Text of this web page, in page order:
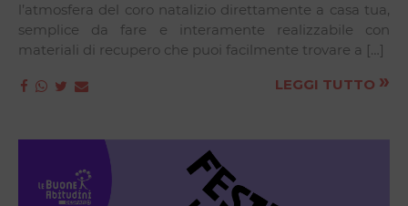
l’atmosfera del coro natalizio direttamente a casa tua,
semplice da fare e interamente realizzabile con
materiali di recupero che puoi facilmente trovare a […]
LEGGI TUTTO »